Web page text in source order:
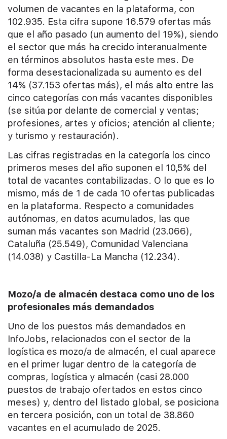
volumen de vacantes en la plataforma, con
102.935. Esta cifra supone 16.579 ofertas más
que el año pasado (un aumento del 19%), siendo
el sector que más ha crecido interanualmente
en términos absolutos hasta este mes. De
forma desestacionalizada su aumento es del
14% (37.153 ofertas más), el más alto entre las
cinco categorías con más vacantes disponibles
(se sitúa por delante de comercial y ventas;
profesiones, artes y oficios; atención al cliente;
y turismo y restauración).
Las cifras registradas en la categoría los cinco
primeros meses del año suponen el 10,5% del
total de vacantes contabilizadas. O lo que es lo
mismo, más de 1 de cada 10 ofertas publicadas
en la plataforma. Respecto a comunidades
autónomas, en datos acumulados, las que
suman más vacantes son Madrid (23.066),
Cataluña (25.549), Comunidad Valenciana
(14.038) y Castilla-La Mancha (12.234).
Mozo/a de almacén destaca como uno de los
profesionales más demandados
Uno de los puestos más demandados en
InfoJobs, relacionados con el sector de la
logística es mozo/a de almacén, el cual aparece
en el primer lugar dentro de la categoría de
compras, logística y almacén (casi 28.000
puestos de trabajo ofertados en estos cinco
meses) y, dentro del listado global, se posiciona
en tercera posición, con un total de 38.860
vacantes en el acumulado de 2025.